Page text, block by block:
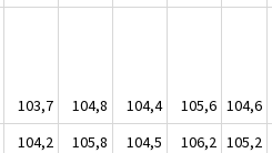
103,7 104,8 104,4 105,6 104,6
104,2 105,8 104,5 106,2 105,2